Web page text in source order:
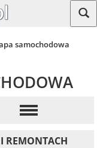
samochodowa
REMONTACH